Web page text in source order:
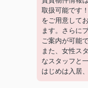
取扱可能です
をご用意して
ます。さらに
ご案内が可能で
また、女性ス
なスタッフと
はじめは入居